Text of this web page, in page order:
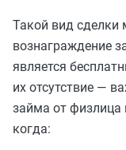
Такой вид сделки
вознаграждение
является
их отсутствие —
займа от физлица
когда: